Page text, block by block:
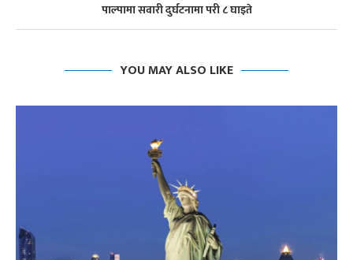
पाल्पामा सवारी दुर्घटनामा परी ८ घाइते
YOU MAY ALSO LIKE